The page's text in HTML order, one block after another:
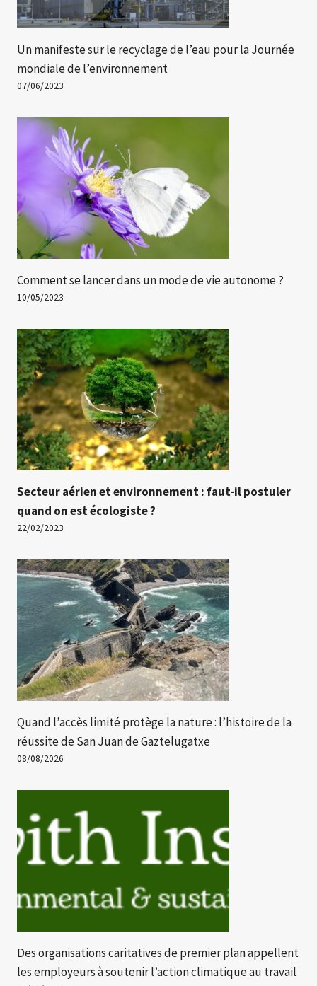
Un manifeste sur le recyclage de l’eau pour la Journée
mondiale de l’environnement
07/06/2023
Comment se lancer dans un mode de vie autonome ?
10/05/2023
Secteur aérien et environnement : faut-il postuler
quand on est écologiste ?
22/02/2023
Quand l’accès limité protège la nature : l’histoire de la
réussite de San Juan de Gaztelugatxe
08/08/2026
Des organisations caritatives de premier plan appellent
les employeurs à soutenir l’action climatique au travail